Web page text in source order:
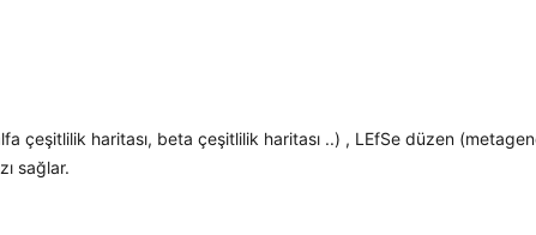
çeşitlilik haritası, beta çeşitlilik haritası ..) , LEfSe düzen
sağlar.